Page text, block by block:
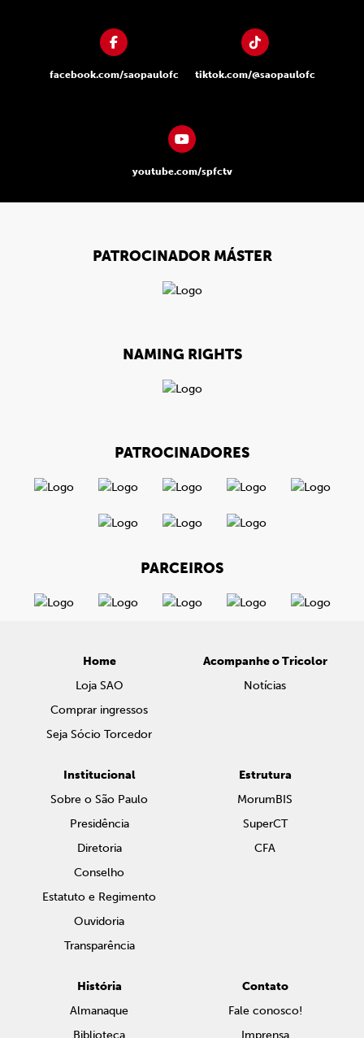
facebook.com/saopaulofc tiktok.com/@saopaulofc
youtube.com/spfctv
PATROCINADOR MÁSTER
NAMING RIGHTS
PATROCINADORES
PARCEIROS
Home
Loja SAO
Comprar ingressos
Seja Sócio Torcedor
Acompanhe o Tricolor
Notícias
Institucional
Sobre o São Paulo
Presidência
Diretoria
Conselho
Estatuto e Regimento
Ouvidoria
Transparência
Estrutura
MorumBIS
SuperCT
CFA
História
Almanaque
Biblioteca
Contato
Fale conosco!
Imprensa